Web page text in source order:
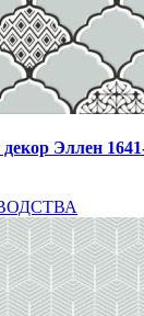
Эллен